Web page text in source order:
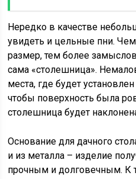
Нередко в качестве
увидеть и цельные пни.
размер, тем более
сама «столешница».
места, где будет
чтобы поверхность была
столешница будет
Основание для дачного
и из металла – изделие
прочным и долговечным. К